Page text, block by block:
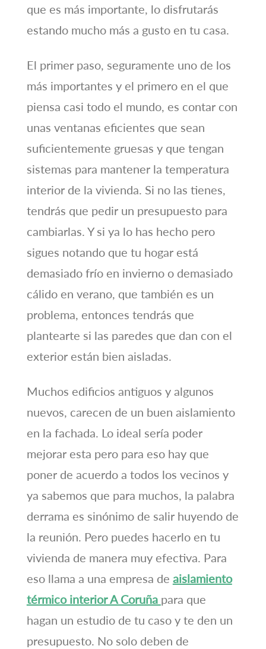
que es más importante, lo disfrutarás
estando mucho más a gusto en tu casa.
El primer paso, seguramente uno de los
más importantes y el primero en el que
piensa casi todo el mundo, es contar con
unas ventanas eficientes que sean
suficientemente gruesas y que tengan
sistemas para mantener la temperatura
interior de la vivienda. Si no las tienes,
tendrás que pedir un presupuesto para
cambiarlas. Y si ya lo has hecho pero
sigues notando que tu hogar está
demasiado frío en invierno o demasiado
cálido en verano, que también es un
problema, entonces tendrás que
plantearte si las paredes que dan con el
exterior están bien aisladas.
Muchos edificios antiguos y algunos
nuevos, carecen de un buen aislamiento
en la fachada. Lo ideal sería poder
mejorar esta pero para eso hay que
poner de acuerdo a todos los vecinos y
ya sabemos que para muchos, la palabra
derrama es sinónimo de salir huyendo de
la reunión. Pero puedes hacerlo en tu
vivienda de manera muy efectiva. Para
eso llama a una empresa de aislamiento
térmico interior A Coruña para que
hagan un estudio de tu caso y te den un
presupuesto. No solo deben de